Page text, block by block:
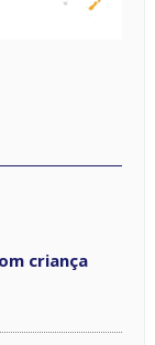
criança